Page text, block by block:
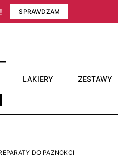
SPRAWDZAM
LAKIERY ZESTAWY
DO PAZNOKCI